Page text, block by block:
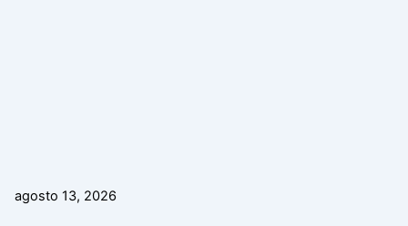
agosto 13, 2026